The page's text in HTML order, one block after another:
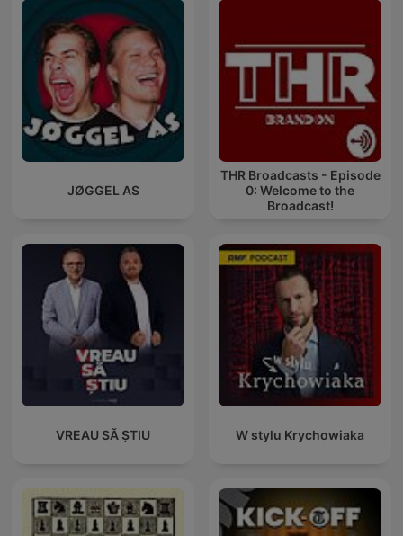
JØGGEL AS
THR Broadcasts - Episode
0: Welcome to the
Broadcast!
VREAU SĂ ȘTIU W stylu Krychowiaka